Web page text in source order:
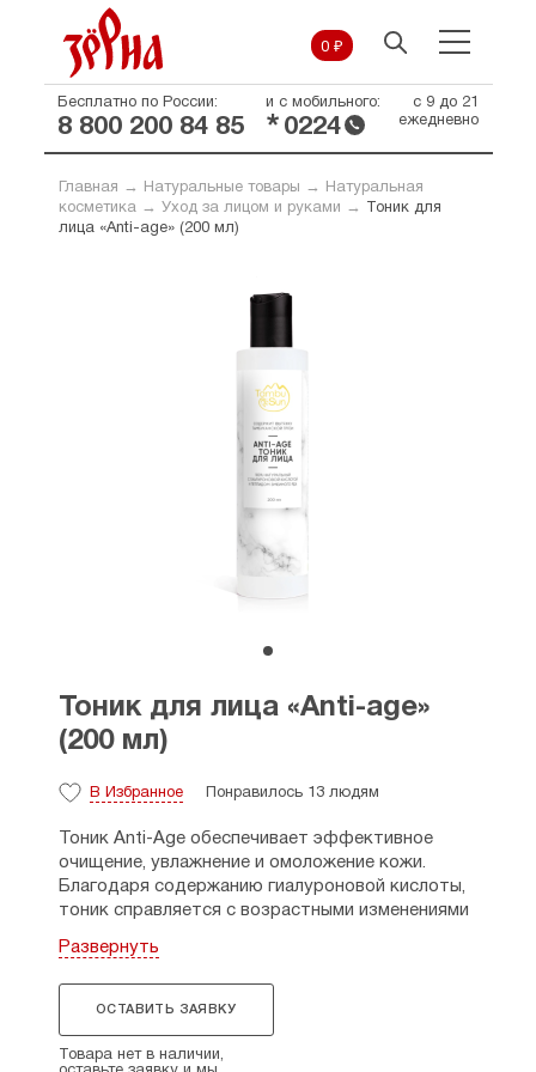
0 ₽
Бесплатно по России:
8 800 200 84 85
и с мобильного:
* 0224
с 9 до 21
ежедневно
Главная → Натуральные товары →
Натуральная
косметика→ Уход за лицом и руками →
Тоник для
лица «Anti-age» (200 мл)
Тоник для лица «Anti-age»
(200 мл)
В Избранное Понравилось 13 людям
Тоник Anti-Age обеспечивает эффективное
очищение, увлажнение и омоложение кожи.
Благодаря содержанию гиалуроновой кислоты,
тоник справляется с возрастными изменениями
Глубокое очищение: удаляет остатки макияжа,
себум и другие загрязнения, которые могут
вызвать воспаление и раздражение на коже.
Увлажнение: гиалуроновая кислота и экстракты
алоэ, мелиссы и витамина Е удерживают влагу в
Развернуть
ОСТАВИТЬ ЗАЯВКУ
Товара нет в наличии,